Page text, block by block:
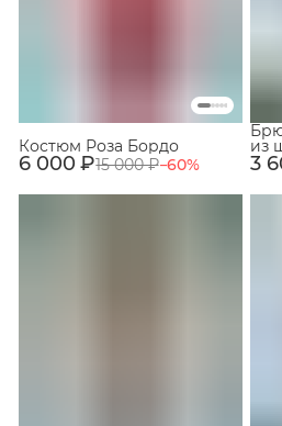
6 000 ₽15 000 ₽−60%
Костюм Роза Бордо
3
из